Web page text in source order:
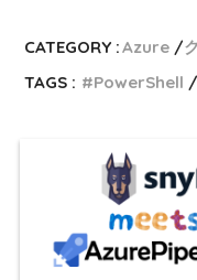
CATEGORY :Azure
TAGS :
PowerShell